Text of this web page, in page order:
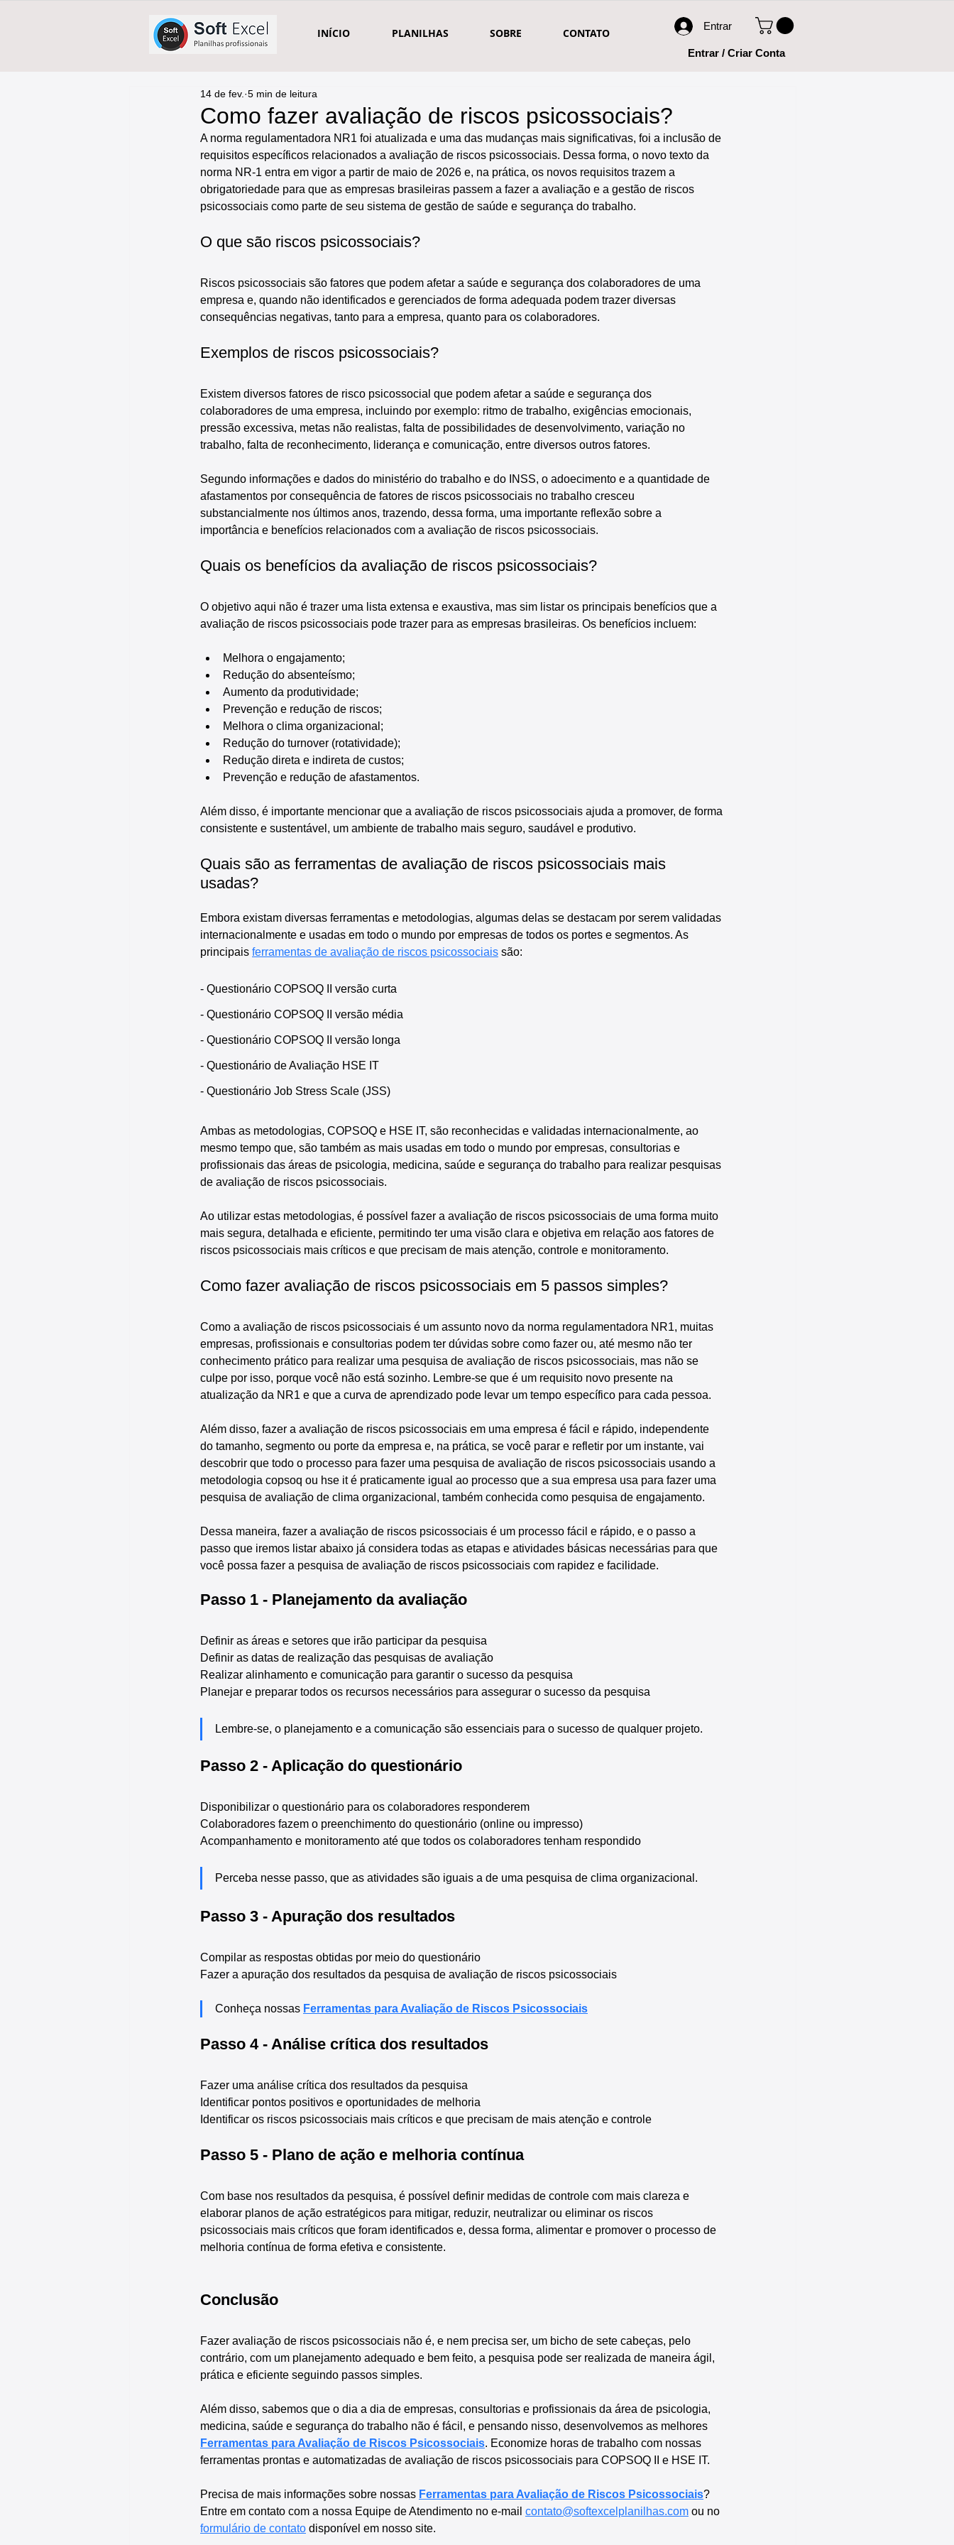
INÍCIO PLANILHAS SOBRE CONTATO
Entrar
Entrar / Criar Conta
Como fazer avaliação de riscos psicossociais?
14 de fev. 5 min de leitura
A norma regulamentadora NR1 foi atualizada e uma das mudanças mais significativas, foi a inclusão de
requisitos específicos relacionados a avaliação de riscos psicossociais. Dessa forma, o novo texto da
norma NR-1 entra em vigor a partir de maio de 2026 e, na prática, os novos requisitos trazem a
obrigatoriedade para que as empresas brasileiras passem a fazer a avaliação e a gestão de riscos
psicossociais como parte de seu sistema de gestão de saúde e segurança do trabalho.
O que são riscos psicossociais?
Riscos psicossociais são fatores que podem afetar a saúde e segurança dos colaboradores de uma
empresa e, quando não identificados e gerenciados de forma adequada podem trazer diversas
consequências negativas, tanto para a empresa, quanto para os colaboradores.
Exemplos de riscos psicossociais?
Existem diversos fatores de risco psicossocial que podem afetar a saúde e segurança dos
colaboradores de uma empresa, incluindo por exemplo: ritmo de trabalho, exigências emocionais,
pressão excessiva, metas não realistas, falta de possibilidades de desenvolvimento, variação no
trabalho, falta de reconhecimento, liderança e comunicação, entre diversos outros fatores.
Segundo informações e dados do ministério do trabalho e do INSS, o adoecimento e a quantidade de
afastamentos por consequência de fatores de riscos psicossociais no trabalho cresceu
substancialmente nos últimos anos, trazendo, dessa forma, uma importante reflexão sobre a
importância e benefícios relacionados com a avaliação de riscos psicossociais.
Quais os benefícios da avaliação de riscos psicossociais?
O objetivo aqui não é trazer uma lista extensa e exaustiva, mas sim listar os principais benefícios que a
avaliação de riscos psicossociais pode trazer para as empresas brasileiras. Os benefícios incluem:
Melhora o engajamento;
Redução do absenteísmo;
Aumento da produtividade;
Prevenção e redução de riscos;
Melhora o clima organizacional;
Redução do turnover (rotatividade);
Redução direta e indireta de custos;
Prevenção e redução de afastamentos.
Além disso, é importante mencionar que a avaliação de riscos psicossociais ajuda a promover, de forma
consistente e sustentável, um ambiente de trabalho mais seguro, saudável e produtivo.
Quais são as ferramentas de avaliação de riscos psicossociais mais
usadas?
Embora existam diversas ferramentas e metodologias, algumas delas se destacam por serem validadas
internacionalmente e usadas em todo o mundo por empresas de todos os portes e segmentos. As
principais ferramentas de avaliação de riscos psicossociais são:
- Questionário COPSOQ II versão curta
- Questionário COPSOQ II versão média
- Questionário COPSOQ II versão longa
- Questionário de Avaliação HSE IT
- Questionário Job Stress Scale (JSS)
Ambas as metodologias, COPSOQ e HSE IT, são reconhecidas e validadas internacionalmente, ao
mesmo tempo que, são também as mais usadas em todo o mundo por empresas, consultorias e
profissionais das áreas de psicologia, medicina, saúde e segurança do trabalho para realizar pesquisas
de avaliação de riscos psicossociais.
Ao utilizar estas metodologias, é possível fazer a avaliação de riscos psicossociais de uma forma muito
mais segura, detalhada e eficiente, permitindo ter uma visão clara e objetiva em relação aos fatores de
riscos psicossociais mais críticos e que precisam de mais atenção, controle e monitoramento.
Como fazer avaliação de riscos psicossociais em 5 passos simples?
Como a avaliação de riscos psicossociais é um assunto novo da norma regulamentadora NR1, muitas
empresas, profissionais e consultorias podem ter dúvidas sobre como fazer ou, até mesmo não ter
conhecimento prático para realizar uma pesquisa de avaliação de riscos psicossociais, mas não se
culpe por isso, porque você não está sozinho. Lembre-se que é um requisito novo presente na
atualização da NR1 e que a curva de aprendizado pode levar um tempo específico para cada pessoa.
Além disso, fazer a avaliação de riscos psicossociais em uma empresa é fácil e rápido, independente
do tamanho, segmento ou porte da empresa e, na prática, se você parar e refletir por um instante, vai
descobrir que todo o processo para fazer uma pesquisa de avaliação de riscos psicossociais usando a
metodologia copsoq ou hse it é praticamente igual ao processo que a sua empresa usa para fazer uma
pesquisa de avaliação de clima organizacional, também conhecida como pesquisa de engajamento.
Dessa maneira, fazer a avaliação de riscos psicossociais é um processo fácil e rápido, e o passo a
passo que iremos listar abaixo já considera todas as etapas e atividades básicas necessárias para que
você possa fazer a pesquisa de avaliação de riscos psicossociais com rapidez e facilidade.
Passo 1 - Planejamento da avaliação
Definir as áreas e setores que irão participar da pesquisa
Definir as datas de realização das pesquisas de avaliação
Realizar alinhamento e comunicação para garantir o sucesso da pesquisa
Planejar e preparar todos os recursos necessários para assegurar o sucesso da pesquisa
Lembre-se, o planejamento e a comunicação são essenciais para o sucesso de qualquer projeto.
Passo 2 - Aplicação do questionário
Disponibilizar o questionário para os colaboradores responderem
Colaboradores fazem o preenchimento do questionário (online ou impresso)
Acompanhamento e monitoramento até que todos os colaboradores tenham respondido
Perceba nesse passo, que as atividades são iguais a de uma pesquisa de clima organizacional.
Passo 3 - Apuração dos resultados
Compilar as respostas obtidas por meio do questionário
Fazer a apuração dos resultados da pesquisa de avaliação de riscos psicossociais
Conheça nossas Ferramentas para Avaliação de Riscos Psicossociais
Passo 4 - Análise crítica dos resultados
Fazer uma análise crítica dos resultados da pesquisa
Identificar pontos positivos e oportunidades de melhoria
Identificar os riscos psicossociais mais críticos e que precisam de mais atenção e controle
Passo 5 - Plano de ação e melhoria contínua
Com base nos resultados da pesquisa, é possível definir medidas de controle com mais clareza e
elaborar planos de ação estratégicos para mitigar, reduzir, neutralizar ou eliminar os riscos
psicossociais mais críticos que foram identificados e, dessa forma, alimentar e promover o processo de
melhoria contínua de forma efetiva e consistente.
Conclusão
Fazer avaliação de riscos psicossociais não é, e nem precisa ser, um bicho de sete cabeças, pelo
contrário, com um planejamento adequado e bem feito, a pesquisa pode ser realizada de maneira ágil,
prática e eficiente seguindo passos simples.
Além disso, sabemos que o dia a dia de empresas, consultorias e profissionais da área de psicologia,
medicina, saúde e segurança do trabalho não é fácil, e pensando nisso, desenvolvemos as melhores
Ferramentas para Avaliação de Riscos Psicossociais. Economize horas de trabalho com nossas
ferramentas prontas e automatizadas de avaliação de riscos psicossociais para COPSOQ II e HSE IT.
Precisa de mais informações sobre nossas Ferramentas para Avaliação de Riscos Psicossociais?
Entre em contato com a nossa Equipe de Atendimento no e-mail contato@softexcelplanilhas.com ou no
formulário de contato disponível em nosso site.